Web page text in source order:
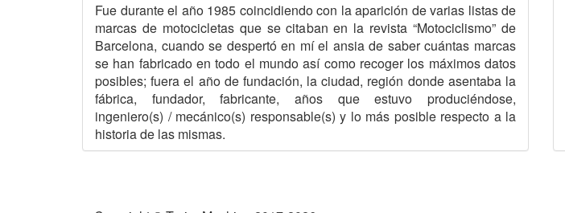
Fue durante el año 1985 coincidiendo con la aparición de varias listas de
marcas de motocicletas que se citaban en la revista “Motociclismo” de
Barcelona, cuando se despertó en mí el ansia de saber cuántas marcas
se han fabricado en todo el mundo así como recoger los máximos datos
posibles; fuera el año de fundación, la ciudad, región donde asentaba la
fábrica, fundador, fabricante, años que estuvo produciéndose,
ingeniero(s) / mecánico(s) responsable(s) y lo más posible respecto a la
historia de las mismas.